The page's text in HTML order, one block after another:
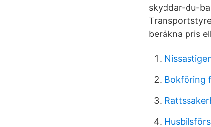
skyddar-du-
beräkna pris
Bokföring